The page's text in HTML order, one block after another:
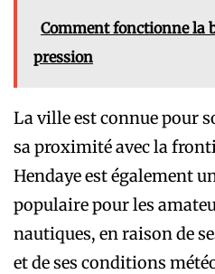
Comment fonctionne la
pression
La ville est connue pour
sa proximité avec la
Hendaye est également
populaire pour les
nautiques, en raison de
et de ses conditions